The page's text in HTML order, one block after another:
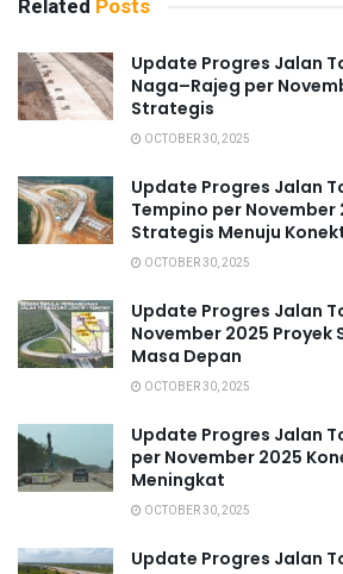
Related Posts
Update Progres Jalan
Naga–Rajeg per
Strategis
OCTOBER 30, 2025
Update Progres Jalan
Tempino per November
Strategis Menuju
OCTOBER 30, 2025
Update Progres Jalan
November 2025 Proyek
Masa Depan
OCTOBER 30, 2025
Update Progres Jalan
per November 2025
Meningkat
OCTOBER 30, 2025
Update Progres Jalan